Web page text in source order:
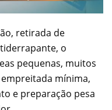
retirada de
o
pequenas, muitos
mínima,
e preparação pesa